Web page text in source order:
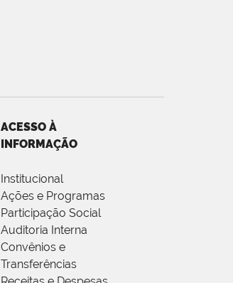
ACESSO À
INFORMAÇÃO
Institucional
Ações e Programas
Participação Social
Auditoria Interna
Convênios e
Transferências